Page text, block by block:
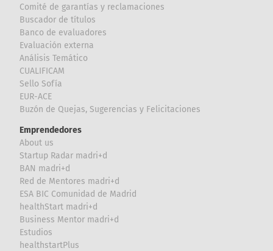
Comité de garantías y reclamaciones
Buscador de títulos
Banco de evaluadores
Evaluación externa
Análisis Temático
CUALIFICAM
Sello Sofía
EUR-ACE
Buzón de Quejas, Sugerencias y Felicitaciones
Emprendedores
About us
Startup Radar madri+d
BAN madri+d
Red de Mentores madri+d
ESA BIC Comunidad de Madrid
healthStart madri+d
Business Mentor madri+d
Estudios
healthstartPlus